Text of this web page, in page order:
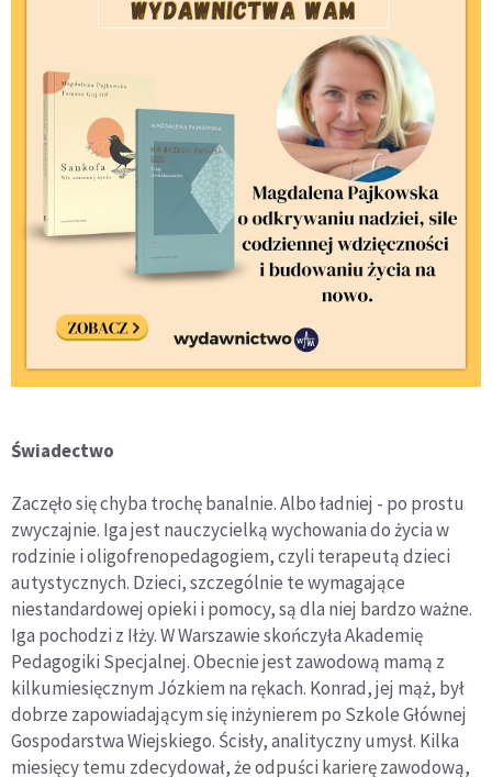
Świadectwo
Zaczęło się chyba trochę banalnie. Albo ładniej - po prostu
zwyczajnie. Iga jest nauczycielką wychowania do życia w
rodzinie i oligofrenopedagogiem, czyli terapeutą dzieci
autystycznych. Dzieci, szczególnie te wymagające
niestandardowej opieki i pomocy, są dla niej bardzo ważne.
Iga pochodzi z Iłży. W Warszawie skończyła Akademię
Pedagogiki Specjalnej. Obecnie jest zawodową mamą z
kilkumiesięcznym Józkiem na rękach. Konrad, jej mąż, był
dobrze zapowiadającym się inżynierem po Szkole Głównej
Gospodarstwa Wiejskiego. Ścisły, analityczny umysł. Kilka
miesięcy temu zdecydował, że odpuści karierę zawodową,